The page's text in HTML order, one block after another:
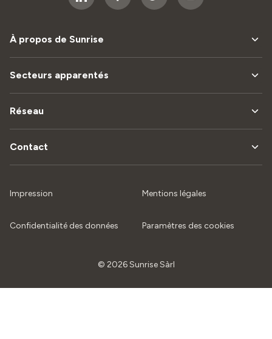
À propos de Sunrise
Secteurs apparentés
Réseau
Contact
© 2026 Sunrise Sàrl
Impression Mentions légales
Confidentialité des données Paramètres des cookies